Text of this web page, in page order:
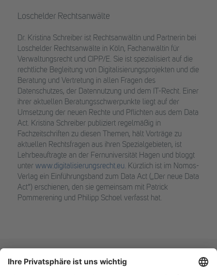
Loschelder Rechtsanwälte
Dr. Kristina Schreiber ist Rechtsanwältin und Partnerin bei
Loschelder Rechtsanwälte in Köln, Fachanwältin für
Verwaltungsrecht und CIPP/E. Sie ist spezialisiert auf die
rechtliche Begleitung von Digitalisierungsprojekten und die
Beratung und Vertretung in allen Fragen des
Datenschutzes, der Datennutzung und dem IT-Recht. Einer
ihrer aktuellen Beratungsschwerpunkte liegt auf der
Umsetzung der neuen Rechte und Pflichten aus dem Data
Act. Kristina Schreiber publiziert regelmäßig in
Fachzeitschriften zu diesen Themen, hält Vorträge zu
aktuellen Rechtsfragen aus ihren Spezialgebieten, ist
Lehrbeauftragte an der Fernuniversität Hagen und bloggt
unter www.digitalisierungsrecht.eu. Kürzlich ist im Nomos-
Verlag ein Einführungsband zum Data Act („Der neue Data
Act“) erschienen, den sie gemeinsam mit Patrick
Pommerening und Philipp Schoel verfasst hat.